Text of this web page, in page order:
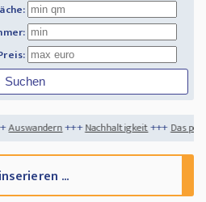
+++Das perfekte
...